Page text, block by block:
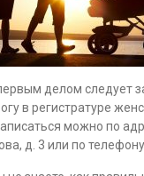
делом следует
в регистратуре
можно по
д. 3 или по